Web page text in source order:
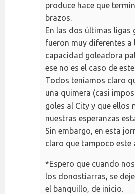
produce hace que
brazos.
En las dos últimas ligas
fueron muy diferentes a
capacidad goleadora
ese no es el caso de
Todos teníamos claro
una quimera (casi
goles al City y que ellos
nuestras esperanzas
Sin embargo, en esta
claro que tampoco este
*Espero que cuando
los donostiarras, se
el banquillo, de inicio.